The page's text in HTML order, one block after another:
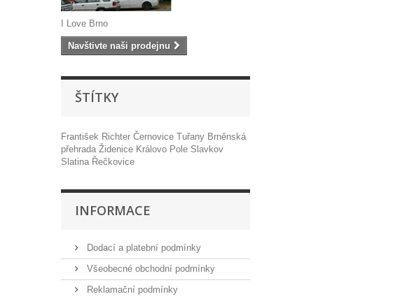
I Love Brno
Navštivte naši prodejnu
ŠTÍTKY
František Richter Černovice Tuřany Brněnská
přehrada Židenice Královo Pole Slavkov
Slatina Řečkovice
INFORMACE
Dodací a platební podmínky
Všeobecné obchodní podmínky
Reklamační podmínky